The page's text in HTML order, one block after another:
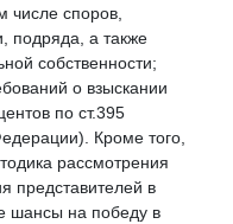
числе споров,
подряда, а также
собственности;
о взыскании
по ст.395
Кроме того,
рассмотрения
представителей в
шансы на победу в